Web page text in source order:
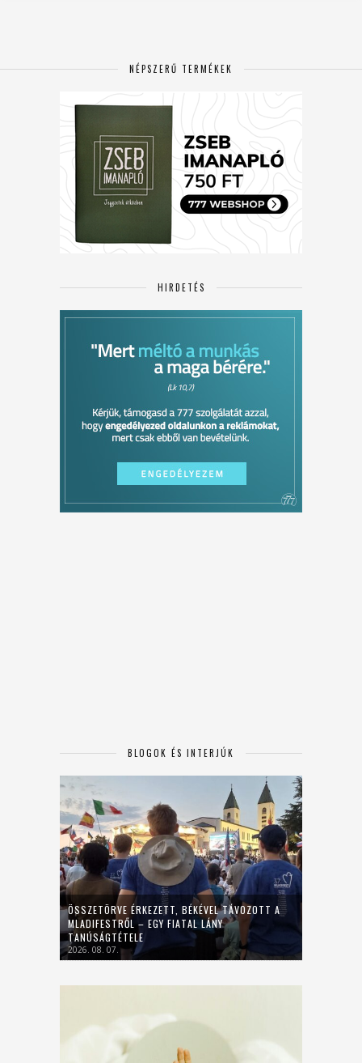
NÉPSZERŰ TERMÉKEK
HIRDETÉS
BLOGOK ÉS INTERJÚK
ÖSSZETÖRVE ÉRKEZETT, BÉKÉVEL TÁVOZOTT A
MLADIFESTRŐL – EGY FIATAL LÁNY
TANÚSÁGTÉTELE
2026. 08. 07.